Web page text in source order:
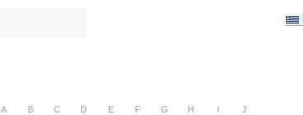
A B C D E F G H I J